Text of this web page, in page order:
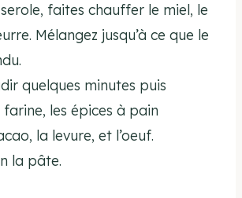
faites chauffer le miel, le
Mélangez jusqu’à ce que le
quelques minutes puis
les épices à pain
la levure, et l’oeuf.
la pâte.